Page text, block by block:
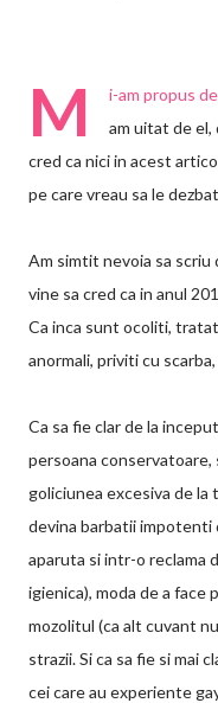
M
i-am propus
am uitat de el,
cred ca nici in acest
pe care vreau sa le
Am simtit nevoia sa
vine sa cred ca in anul
Ca inca sunt ocoliti,
anormali, priviti cu
Ca sa fie clar de la
persoana
goliciunea excesiva de la
devina barbatii impotenti
aparuta si intr-o reclama
igienica), moda de a face
mozolitul (ca alt cuvant
strazii. Si ca sa fie si mai
cei care au experiente